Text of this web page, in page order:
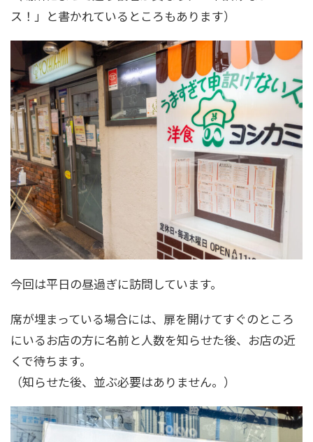
ス！」と書かれているところもあります）
今回は平日の昼過ぎに訪問しています。
席が埋まっている場合には、扉を開けてすぐのところ
にいるお店の方に名前と人数を知らせた後、お店の近
くで待ちます。
（知らせた後、並ぶ必要はありません。）